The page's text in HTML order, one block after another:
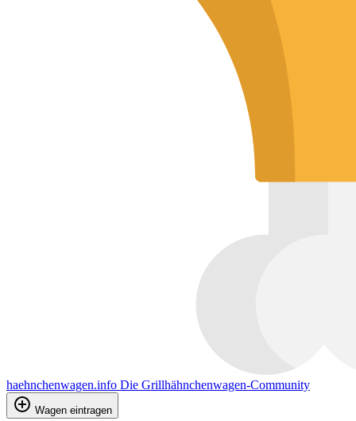
haehnchenwagen.info Die Grillhähnchenwagen-Community
Wagen eintragen